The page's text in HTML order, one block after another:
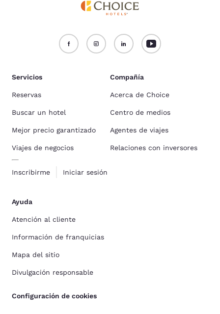
Servicios
Reservas
Buscar un hotel
Mejor precio garantizado
Viajes de negocios
Inscribirme Iniciar sesión
Compañía
Acerca de Choice
Centro de medios
Agentes de viajes
Relaciones con inversores
Ayuda
Atención al cliente
Información de franquicias
Mapa del sitio
Divulgación responsable
Configuración de cookies